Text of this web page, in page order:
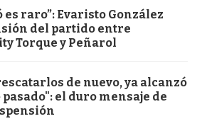
es raro”: Evaristo González
del partido entre
Torque y Peñarol
de nuevo, ya alcanzó
el duro mensaje de